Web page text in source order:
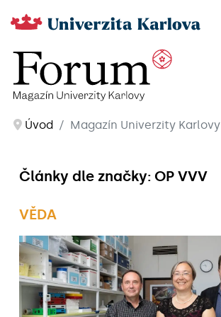
Úvod Magazín Univerzity Karlovy
Články dle značky: OP VVV
VĚDA